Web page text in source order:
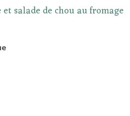
salade de chou au fromage